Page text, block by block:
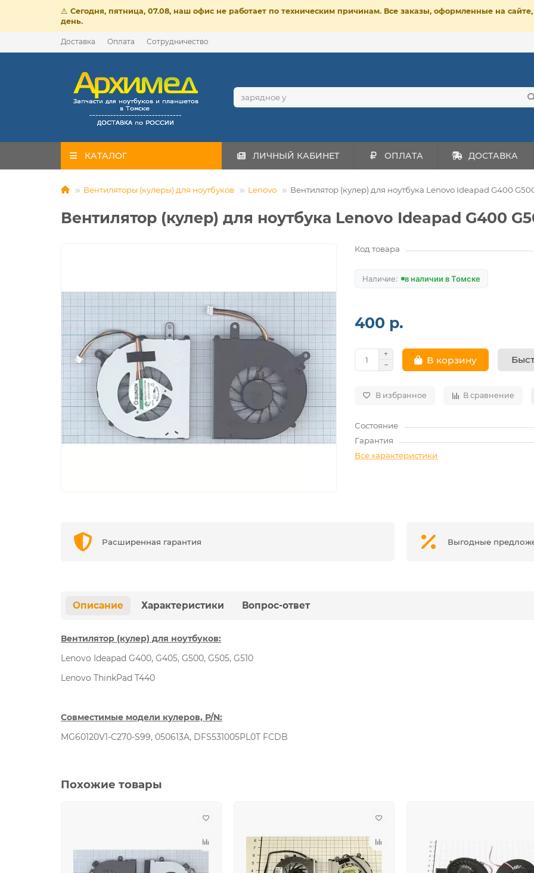
⚠️ Сегодня, пятница, 07.08, наш офис не работает по техническим причинам. Все заказы, оформленные на
день.
Доставка Оплата Сотрудничество
КАТАЛОГ ЛИЧНЫЙ КАБИНЕТ ОПЛАТА ДОСТАВКА
Вентиляторы (кулеры) для ноутбуков Lenovo Вентилятор (кулер) для ноутбука Lenovo Ideapad G400
Вентилятор (кулер) для ноутбука Lenovo Ideapad G400
Код товара
в наличии в Томске
400 р.
В корзину
В избранное В сравнение
Состояние
Гарантия
Все характеристики
Расширенная гарантия Выгодные
Описание Характеристики Вопрос-ответ
Вентилятор (кулер) для ноутбуков:
Lenovo Ideapad G400, G405, G500, G505, G510
Lenovo ThinkPad T440
Совместимые модели кулеров, P/N:
MG60120V1-C270-S99, 050613A, DFS531005PL0T FCDB
Похожие товары